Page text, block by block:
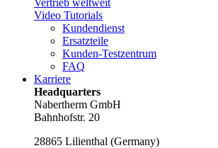
Vertrieb weltweit
Video Tutorials
Kundendienst
Ersatzteile
Kunden-Testzentrum
FAQ
Karriere
Headquarters
Nabertherm GmbH
Bahnhofstr. 20
28865 Lilienthal (Germany)